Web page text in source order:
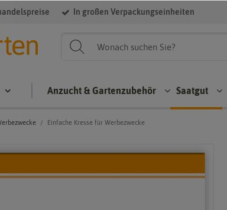
In großen Verpackungseinheiten
Anzucht & Gartenzubehör Saatgut
Einfache Kresse für Werbezwecke